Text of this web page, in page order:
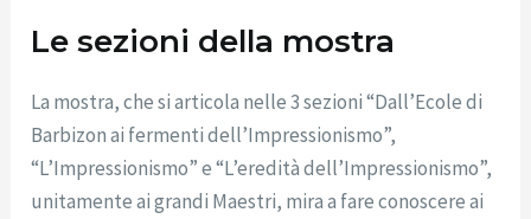
Le sezioni della mostra
La mostra, che si articola nelle 3 sezioni “Dall’Ecole di
Barbizon ai fermenti dell’Impressionismo”,
“L’Impressionismo” e “L’eredità dell’Impressionismo”,
unitamente ai grandi Maestri, mira a fare conoscere ai